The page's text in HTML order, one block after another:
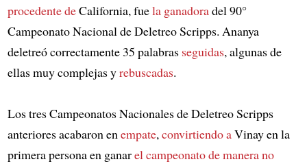
procedente deCalifornia, fuela ganadoradel 90°
Campeonato Nacional de Deletreo Scripps. Ananya
deletreó correctamente 35 palabras seguidas, algunas de
ellas muy complejas yrebuscadas.
Los tres Campeonatos Nacionales de Deletreo Scripps
anteriores acabaron enempate,convirtiendo aVinay en la
primera persona en ganarel campeonatode manera no